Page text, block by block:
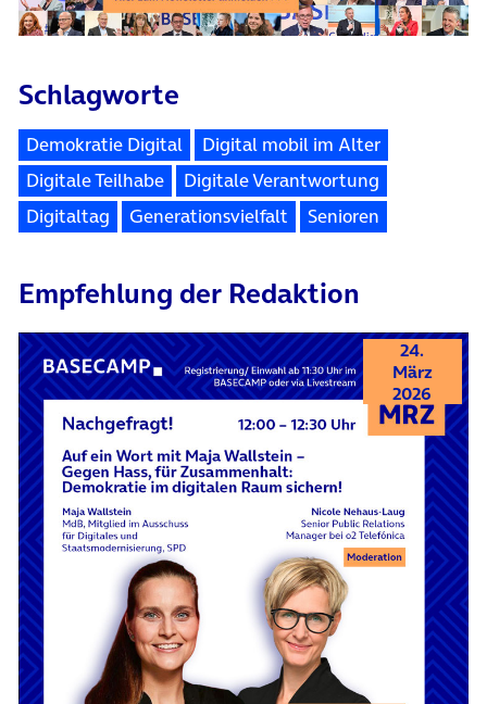
Schlagworte
Demokratie Digital
Digital mobil im Alter
Digitale Teilhabe
Digitale Verantwortung
Digitaltag
Generationsvielfalt Senioren
Empfehlung der Redaktion
24.
März
2026